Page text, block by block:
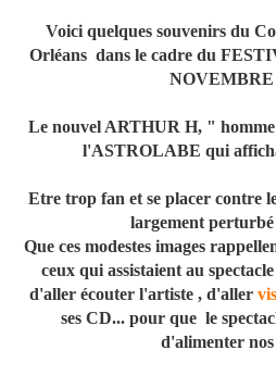
Voici quelques souvenirs du
Orléans dans le cadre du
NOVEMBRE
Le nouvel ARTHUR H, "
l'ASTROLABE qui
Etre trop fan et se placer contre
largement perturbé
Que ces modestes images
ceux qui assistaient au
d'aller écouter l'artiste , d'aller
ses CD... pour que le
d'alimenter nos